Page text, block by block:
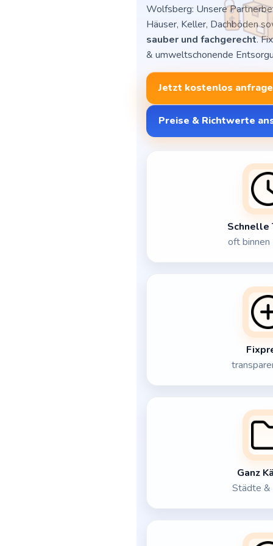
Wolfsberg: Unsere
Häuser, Keller, Dachböden
sauber und fachgerecht.
& umweltschonende
Jetzt kostenlos
Preise & Richtwerte
Schnelle
oft
Ganz
Städte &